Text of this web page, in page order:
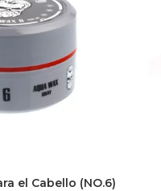
el Cabello (NO.6)